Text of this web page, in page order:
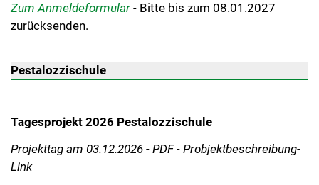
Zum Anmeldeformular - Bitte bis zum 08.01.2027
zurücksenden.
Pestalozzischule
Tagesprojekt 2026 Pestalozzischule
Projekttag am 03.12.2026 - PDF - Probjektbeschreibung-
Link